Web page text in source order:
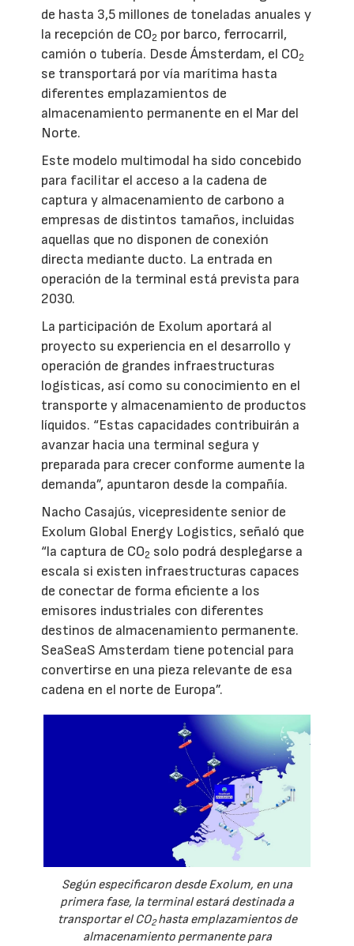
de hasta 3,5 millones de toneladas anuales y
la recepción de CO2 por barco, ferrocarril,
camión o tubería. Desde Ámsterdam, el CO2
se transportará por vía marítima hasta
diferentes emplazamientos de
almacenamiento permanente en el Mar del
Norte.
Este modelo multimodal ha sido concebido
para facilitar el acceso a la cadena de
captura y almacenamiento de carbono a
empresas de distintos tamaños, incluidas
aquellas que no disponen de conexión
directa mediante ducto. La entrada en
operación de la terminal está prevista para
2030.
La participación de Exolum aportará al
proyecto su experiencia en el desarrollo y
operación de grandes infraestructuras
logísticas, así como su conocimiento en el
transporte y almacenamiento de productos
líquidos. “Estas capacidades contribuirán a
avanzar hacia una terminal segura y
preparada para crecer conforme aumente la
demanda”, apuntaron desde la compañía.
Nacho Casajús, vicepresidente senior de
Exolum Global Energy Logistics, señaló que
“la captura de CO2 solo podrá desplegarse a
escala si existen infraestructuras capaces
de conectar de forma eficiente a los
emisores industriales con diferentes
destinos de almacenamiento permanente.
SeaSeaS Amsterdam tiene potencial para
convertirse en una pieza relevante de esa
cadena en el norte de Europa”.
Según especificaron desde Exolum, en una
primera fase, la terminal estará destinada a
transportar el CO2hasta emplazamientos de
almacenamiento permanente para